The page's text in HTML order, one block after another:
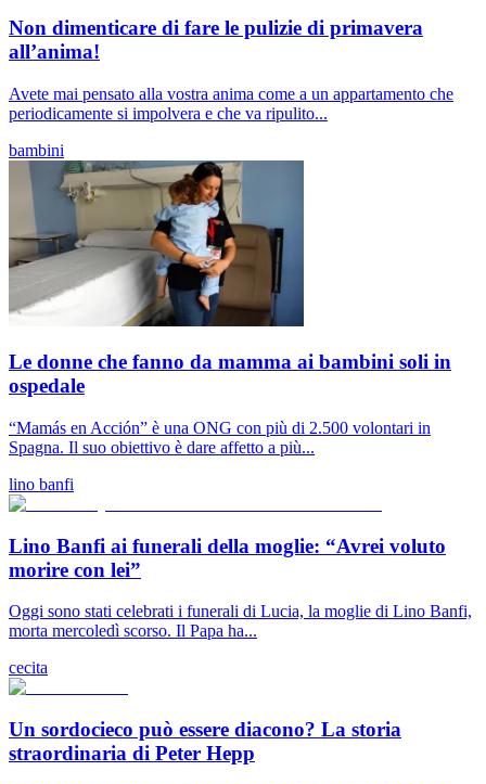
Non dimenticare di fare le pulizie di primavera
all’anima!
Avete mai pensato alla vostra anima come a un appartamento che
periodicamente si impolvera e che va ripulito...
bambini
Le donne che fanno da mamma ai bambini soli in
ospedale
“Mamás en Acción” è una ONG con più di 2.500 volontari in
Spagna. Il suo obiettivo è dare affetto a più...
lino banfi
Lino Banfi ai funerali della moglie: “Avrei voluto
morire con lei”
Oggi sono stati celebrati i funerali di Lucia, la moglie di Lino Banfi,
morta mercoledì scorso. Il Papa ha...
cecita
Un sordocieco può essere diacono? La storia
straordinaria di Peter Hepp